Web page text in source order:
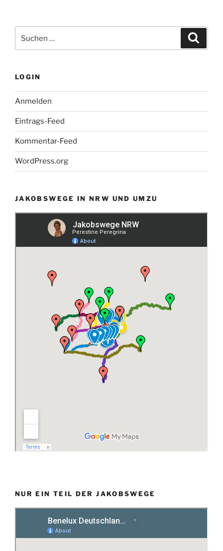
nach:
LOGIN
Anmelden
Eintrags-Feed
Kommentar-Feed
WordPress.org
JAKOBSWEGE IN NRW UND UMZU
NUR EIN TEIL DER JAKOBSWEGE